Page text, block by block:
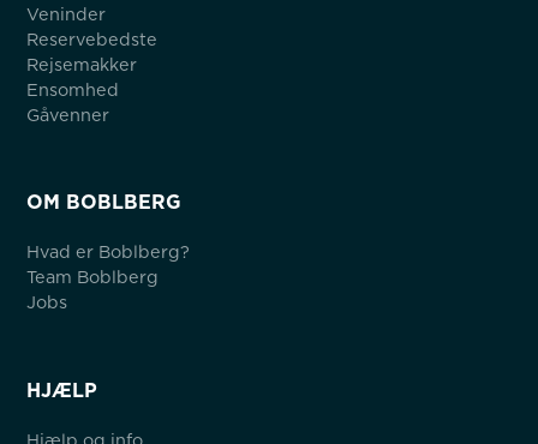
Veninder
Reservebedste
Rejsemakker
Ensomhed
Gåvenner
OM BOBLBERG
Hvad er Boblberg?
Team Boblberg
Jobs
HJÆLP
Hjælp og info